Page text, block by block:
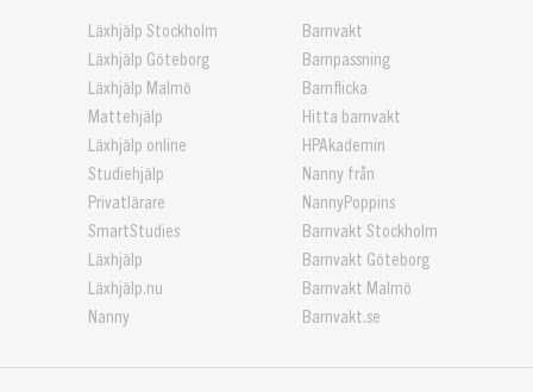
Läxhjälp Stockholm
Läxhjälp Göteborg
Läxhjälp Malmö
Mattehjälp
Läxhjälp online
Studiehjälp
Privatlärare
SmartStudies
Läxhjälp
Läxhjälp.nu
Nanny
Barnvakt
Barnpassning
Barnflicka
Hitta barnvakt
HPAkademin
Nanny från
NannyPoppins
Barnvakt Stockholm
Barnvakt Göteborg
Barnvakt Malmö
Barnvakt.se